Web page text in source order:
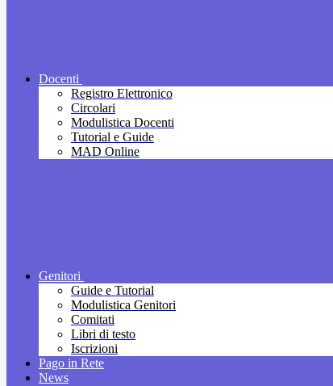
Docenti
Registro Elettronico
Circolari
Modulistica Docenti
Tutorial e Guide
MAD Online
Genitori
Guide e Tutorial
Modulistica Genitori
Comitati
Libri di testo
Iscrizioni
Pago in Rete
News